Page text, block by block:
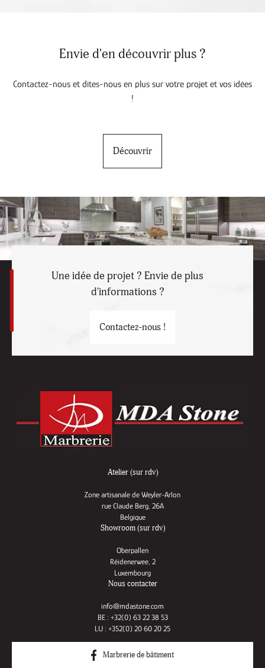
Envie d'en découvrir plus ?
Contactez-nous et dites-nous en plus sur votre projet et vos idées
!
Découvrir
Une idée de projet ? Envie de plus
d'informations ?
Contactez-nous !
Atelier (sur rdv)
Zone artisanale de Weyler-Arlon
rue Claude Berg, 26A
Belgique
Showroom (sur rdv)
Oberpallen
Réidenerwee, 2
Luxembourg
Nous contacter
info@mdastone.com
BE : +32(0) 63 22 38 53
LU : +352(0) 20 60 20 25
Marbrerie de bâtiment